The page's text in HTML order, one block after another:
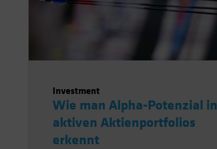
Investment
Wie man Alpha-Potenzial in
aktiven Aktienportfolios
erkennt